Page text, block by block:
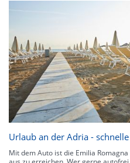
Urlaub an der Adria -
Mit dem Auto ist die Emilia